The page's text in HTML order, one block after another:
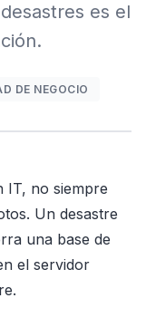
es el
DE NEGOCIO
IT, no siempre
Un desastre
una base de
el servidor